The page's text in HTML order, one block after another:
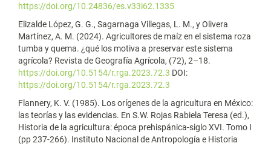
https://doi.org/10.24836/es.v33i62.1335
Elizalde López, G. G., Sagarnaga Villegas, L. M., y Olivera
Martínez, A. M. (2024). Agricultores de maíz en el sistema roza
tumba y quema. ¿qué los motiva a preservar este sistema
agrícola? Revista de Geografía Agrícola, (72), 2–18.
https://doi.org/10.5154/r.rga.2023.72.3 DOI:
https://doi.org/10.5154/r.rga.2023.72.3
Flannery, K. V. (1985). Los orígenes de la agricultura en México:
las teorías y las evidencias. En S.W. Rojas Rabiela Teresa (ed.),
Historia de la agricultura: época prehispánica-siglo XVI. Tomo I
(pp 237-266). Instituto Nacional de Antropología e Historia